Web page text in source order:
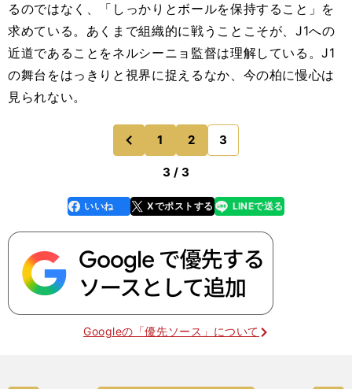
るのではなく、「しっかりとボールを保持すること」を
求めている。あくまで組織的に戦うことこそが、J1への
近道であることをネルシーニョ監督は理解している。J1
の舞台をはっきりと視界に捉えるなか、今の柏に慢心は
見られない。
前
のページへ
1 2 3
3 / 3
faceboo
k
いいね Xでポストする
line LINEで送る
Googleの「優先ソース」について